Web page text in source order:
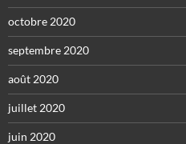
octobre 2020
septembre 2020
août 2020
juillet 2020
juin 2020